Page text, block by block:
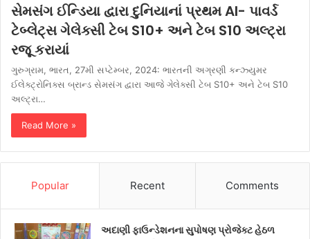
સેમસંગ ઈન્ડિયા દ્વારા દુનિયાનાં પ્રથમ AI- પાવર્ડ
ટેબ્લેટ્સ ગેલેક્સી ટેબ S10+ અને ટેબ S10 અલ્ટ્રા
રજૂ કરાયાં
ગુરુગ્રામ, ભારત, 27મી સપ્ટેમ્બર, 2024: ભારતની અગ્રણી કન્ઝ્યુમર
ઈલેક્ટ્રોનિક્સ બ્રાન્ડ સેમસંગ દ્વારા આજે ગેલેક્સી ટેબ S10+ અને ટેબ S10
અલ્ટ્રા…
Read More »
Popular Recent Comments
અદાણી ફાઉન્ડેશનના સુપોષણ પ્રોજેક્ટ હેઠળ